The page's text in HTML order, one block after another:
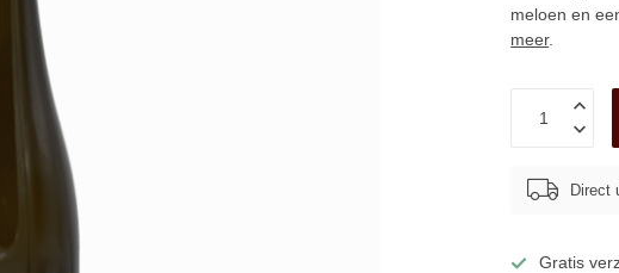
meloen en
meer.
Direct
Gratis